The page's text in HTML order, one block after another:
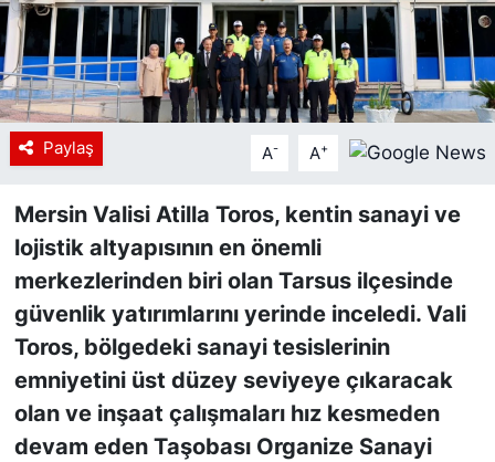
Paylaş A- A+
Mersin Valisi Atilla Toros, kentin sanayi ve
lojistik altyapısının en önemli
merkezlerinden biri olan Tarsus ilçesinde
güvenlik yatırımlarını yerinde inceledi. Vali
Toros, bölgedeki sanayi tesislerinin
emniyetini üst düzey seviyeye çıkaracak
olan ve inşaat çalışmaları hız kesmeden
devam eden Taşobası Organize Sanayi
Haberde insan
Tanıtım